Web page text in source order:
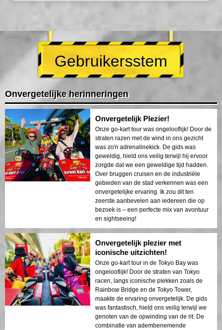
Gebruikersstem
Onvergetelijke herinneringen
Onvergetelijk Plezier!
Onze go-kart tour was ongelooflijk! Door de
straten razen met de wind in ons gezicht
was zo'n adrenalinekick. De gids was
geweldig, hield ons veilig terwijl hij ervoor
zorgde dat we een geweldige tijd hadden.
Over bruggen cruisen en de industriële
gebieden van de stad verkennen was een
onvergetelijke ervaring. Ik zou dit ten
zeerste aanbevelen aan iedereen die op
bezoek is – een perfecte mix van avontuur
en sightseeing!
Onvergetelijk plezier met
iconische uitzichten!
Onze go-kart tour in de Tokyo Bay was
ongelooflijk! Door de straten van Tokyo
racen, langs iconische plekken zoals de
Rainbow Bridge en de Tokyo Tower,
maakte de ervaring onvergetelijk. De gids
was fantastisch, hield ons veilig terwijl we
genoten van de opwinding van de rit. De
combinatie van adembenemende